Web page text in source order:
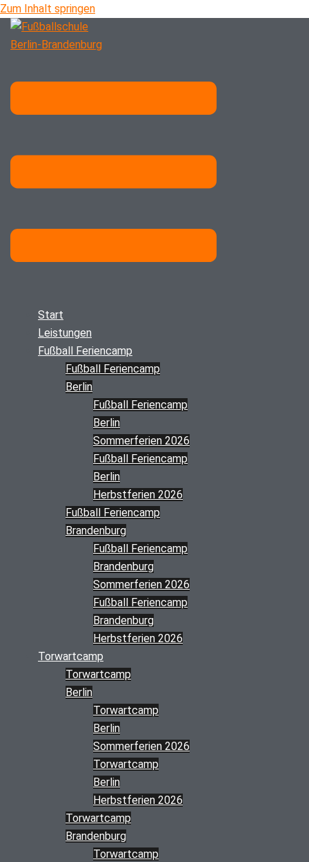
Zum Inhalt springen
Start
Leistungen
Fußball Feriencamp
Fußball Feriencamp
Berlin
Fußball Feriencamp
Berlin
Sommerferien 2026
Fußball Feriencamp
Berlin
Herbstferien 2026
Fußball Feriencamp
Brandenburg
Fußball Feriencamp
Brandenburg
Sommerferien 2026
Fußball Feriencamp
Brandenburg
Herbstferien 2026
Torwartcamp
Torwartcamp
Berlin
Torwartcamp
Berlin
Sommerferien 2026
Torwartcamp
Berlin
Herbstferien 2026
Torwartcamp
Brandenburg
Torwartcamp